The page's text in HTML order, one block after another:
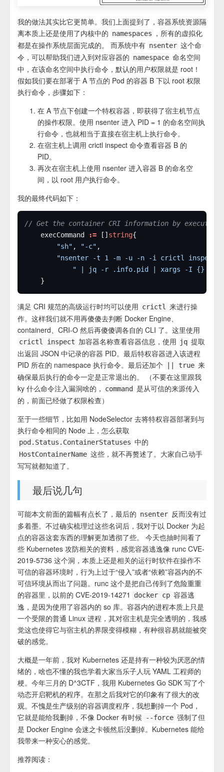
我的做法其实比它更简单。我们上面提到了，容器系统资源隔
离本质上还是使用了内核中的 namespaces
，所有的虚拟化
都是在操作系统层面完成的。 而系统中有 nsenter 这个命
令，可以帮助我们进入到对应容器的 namespace 命名空间
中，在该命名空间中执行命令，默认的用户权限就是 root！
假如我们要在部署于 A 节点的 Pod 的容器 B 下以 root 权限
执行命令，步骤如下：
在 A 节点下创建一个特权容器，即获得了宿主机节点
的操作权限。使用 nsenter 进入 PID = 1 的命名空间执
行命令，也就相当于直接在宿主机上执行命令。
在宿主机上调用 crictl inspect 命令查看容器 B 的
PID。
再次在宿主机上使用 nsenter 进入容器 B 的命名空
间，以 root 用户执行命令。
我的最终代码如下：
// Get the container CRI information by execute
	execCommand
:= [] string
"sh" , "-c"
"nsenter -t 1 -m -u -n -i crictl inspect "
" | jq -r .info.pid | xargs -I {}
满足 CRI 规范的高级运行时均可以使用 crictl
来进行操
作。这样我们就不用再傻傻去判断 Docker Engine、
containerd、CRI-O 然后再傻傻调各自的 CLI 了。这里使用
crictl inspect 加容器名称查看容器信息，使用 jq 提取
出返回 JSON 中记录的容器 PID。最后特权容器进入该进程
PID 所在的 namespace 执行命令。最后还加个
|| true 来
确保最后执行的命令一定是正常退出的。 （不要在这里跟我
ky 什么命令注入漏洞啥的，
command 是从可信的来源传入
的，前面已经做了权限检查）
至于一些细节，比如用 NodeSelector 去将特权容器部署到与
执行命令相同的 Node 上，怎么获取
pod.Status.ContainerStatuses 中的
HostContainerName 这些，就不再赘述了。大家自己动手
写写就都知道了。
最后说几句
可能本文前面的篇幅有点长了，最后的 nsenter 反而没有过
多着墨。不过确实梳理过这些名词后，我对于以 Docker 为起
点的容器这套东西的理解更加透彻了些。 今天也抽时间看了
些 Kubernetes 攻防相关的资料，感觉容器逃逸像 runc CVE-
2019-5736 这个洞，本质上还是相关的运行时软件在操作不
可信的容器环境时，行为上过于“侵入”或者“依赖”容器内的不
可信环境从而出了问题。runc 这个是把自己传到了危险重重
的容器里，以前的 CVE-2019-14271
docker cp 容器逃
逸，是因为使用了容器内的 so 库。容器内的进程本质上只是
一个受限的普通 Linux 进程，其对宿主机是完全透明的，我感
觉这也使得它与宿主机的界限变得模糊，有种很容易就能被突
破的感觉。
大概是一年前，我对 Kubernetes 还是持有一种较为厌恶的情
绪的，啥也不懂的我也学着大家当乐子人玩 YAML 工程师的
梗。今年三月的 D^3CTF，我用 Kubernetes Go SDK 写了个
动态开启靶机的程序。在那之后我对它的印象有了很大的改
观。不愧是生产级别的容器调度程序，我想删掉一个 Pod，
它就是能给我删掉，不像 Docker 有时候 --force 强制了但
是 Docker Engine 会迷之卡顿然后没删掉。Kubernetes 能给
我带来一种安心的感觉。
推荐阅读：